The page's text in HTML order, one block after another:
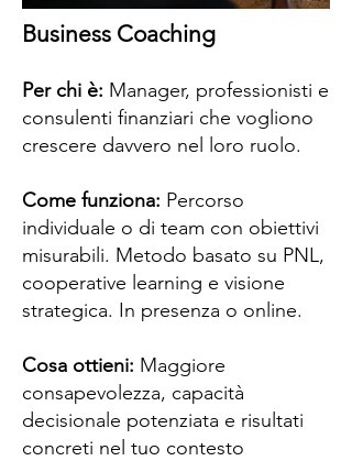
Business Coaching
Per chi è: Manager, professionisti e
consulenti finanziari che vogliono
crescere davvero nel loro ruolo.
Come funziona: Percorso
individuale o di team con obiettivi
misurabili. Metodo basato su PNL,
cooperative learning e visione
strategica. In presenza o online.
Cosa ottieni: Maggiore
consapevolezza, capacità
decisionale potenziata e risultati
concreti nel tuo contesto